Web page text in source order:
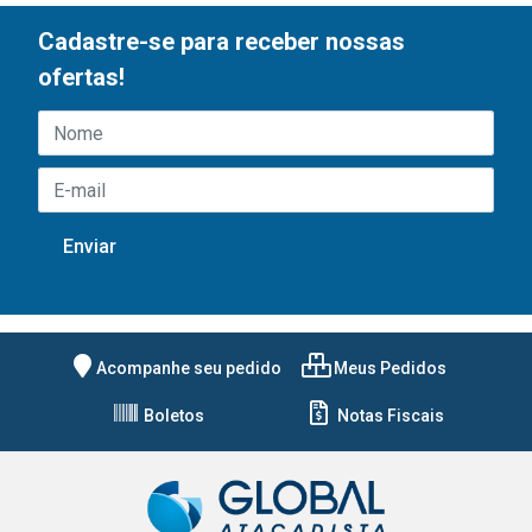
Cadastre-se para receber nossas
ofertas!
Acompanhe seu pedido Meus Pedidos
Boletos Notas Fiscais